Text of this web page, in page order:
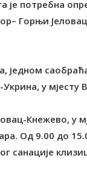
је потребна
Горњи
једном
у мјесту
Кнежево, у
Од 9.00 до
санације